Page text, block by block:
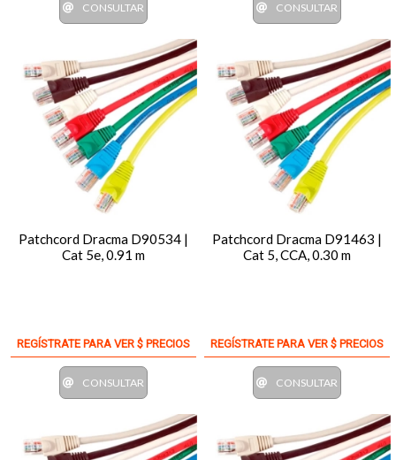
CONSULTAR CONSULTAR
Patchcord Dracma D90534 |
Cat 5e, 0.91 m
REGÍSTRATE PARA VER $ PRECIOS
CONSULTAR
Patchcord Dracma D91463 |
Cat 5, CCA, 0.30 m
REGÍSTRATE PARA VER $ PRECIOS
CONSULTAR